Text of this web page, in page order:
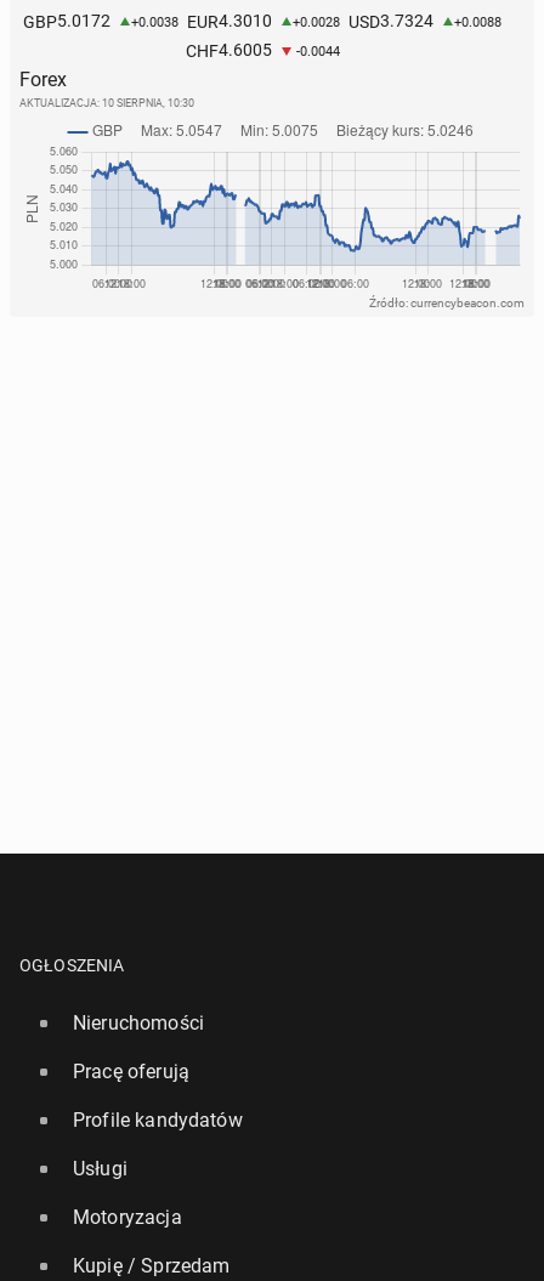
GBP5.0172 +0.0038 EUR4.3010 +0.0028 USD3.7324 +0.0088
CHF4.6005 -0.0044
Forex
AKTUALIZACJA: 10 SIERPNIA, 10:30
Źródło: currencybeacon.com
OGŁOSZENIA
Nieruchomości
Pracę oferują
Profile kandydatów
Usługi
Motoryzacja
Kupię / Sprzedam